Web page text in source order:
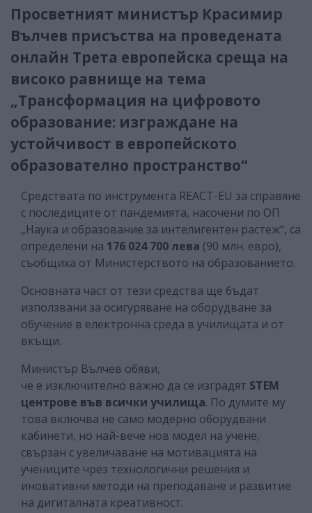
Просветният министър Красимир
Вълчев присъства на проведената
онлайн Трета европейска среща на
високо равнище на тема
„Трансформация на цифровото
образование: изграждане на
устойчивост в европейското
образователно пространство“
Средствата по инструмента REACT-EU за справяне
с последиците от пандемията, насочени по ОП
„Наука и образование за интелигентен растеж“, са
определени на 176 024 700 лева (90 млн. евро),
съобщиха от Министерството на образованието.
Основната част от тези средства ще бъдат
използвани за осигуряване на оборудване за
обучение в електронна среда в училищата и от
вкъщи.
Министър Вълчев обяви,
че е изключително важно да се изградят STEM
центрове във всички училища. По думите му
това включва не само модерно оборудвани
кабинети, но най-вече нов модел на учене,
свързан с увеличаване на мотивацията на
учениците чрез технологични решения и
иновативни методи на преподаване и развитие
на дигиталната креативност.